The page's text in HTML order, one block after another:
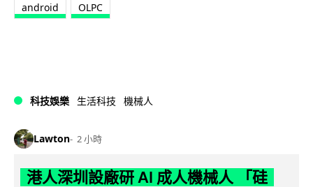
android OLPC
科技娛樂 生活科技 機械人
Lawton 2 小時
港人深圳設廠研 AI 成人機械人 「硅